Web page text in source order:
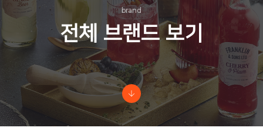
brand
전체 브랜드 보기